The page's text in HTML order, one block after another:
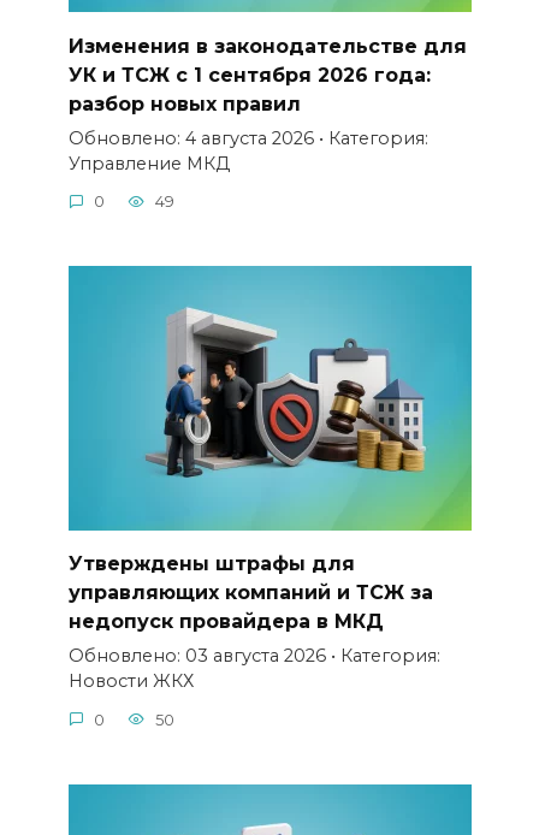
Изменения в законодательстве для
УК и ТСЖ с 1 сентября 2026 года:
разбор новых правил
Обновлено: 4 августа 2026 • Категория:
Управление МКД
0 49
Утверждены штрафы для
управляющих компаний и ТСЖ за
недопуск провайдера в МКД
Обновлено: 03 августа 2026 • Категория:
Новости ЖКХ
0 50